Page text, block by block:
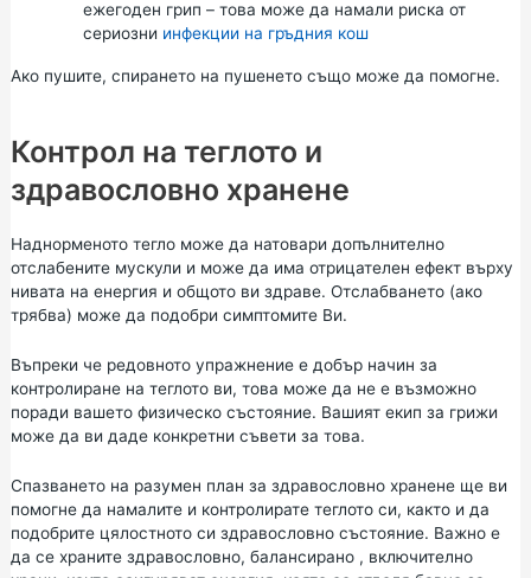
ежегоден грип – това може да намали риска от
сериозни инфекции на гръдния кош
Ако пушите, спирането на пушенетосъщо може да помогне.
Контрол на теглото и
здравословно хранене
Наднорменото тегло може да натовари допълнително
отслабените мускули и може да има отрицателен ефект върху
нивата на енергия и общото ви здраве. Отслабването (ако
трябва) може да подобри симптомите Ви.
Въпреки че редовното упражнение е добър начин за
контролиране на теглото ви, това може да не е възможно
поради вашето физическо състояние. Вашият екип за грижи
може да ви даде конкретни съвети за това.
Спазването на разумен план за здравословно хранене ще ви
помогне да намалите и контролирате теглото си, както и да
подобрите цялостното си здравословно състояние. Важно е
да се храните здравословно, балансирано, включително